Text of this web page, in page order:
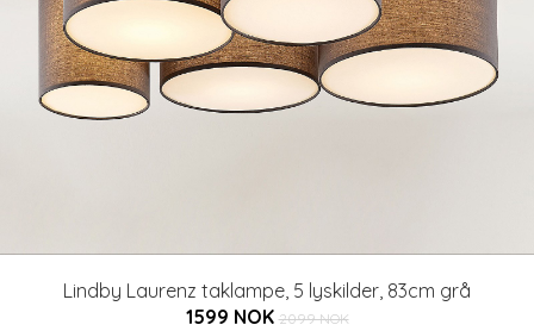
Lindby Laurenz taklampe, 5 lyskilder, 83cm grå
1599 NOK 2099 NOK